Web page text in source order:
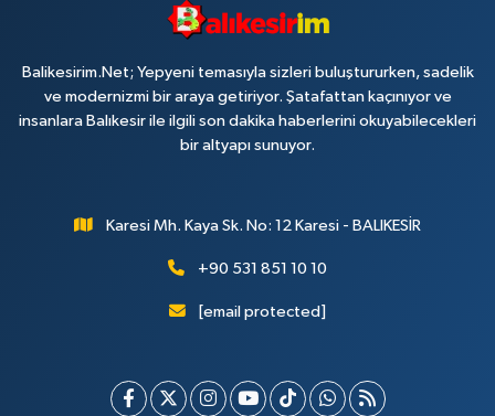
Balikesirim.Net; Yepyeni temasıyla sizleri buluştururken, sadelik
ve modernizmi bir araya getiriyor. Şatafattan kaçınıyor ve
insanlara Balıkesir ile ilgili son dakika haberlerini okuyabilecekleri
bir altyapı sunuyor.
Karesi Mh. Kaya Sk. No: 12 Karesi - BALIKESİR
+90 531 851 10 10
[email protected]